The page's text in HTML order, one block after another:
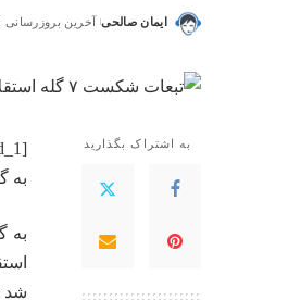
ایمان صالحی آخرین بروزرسانی :
به اشتراک بگذارید
[ad_1]
به
به
شد